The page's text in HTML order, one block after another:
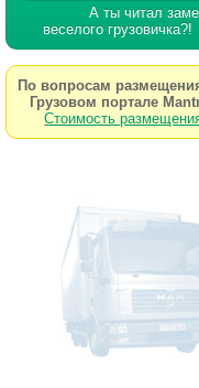
А ты читал
веселого грузовичка?!
По вопросам
Грузовом портале
Стоимость